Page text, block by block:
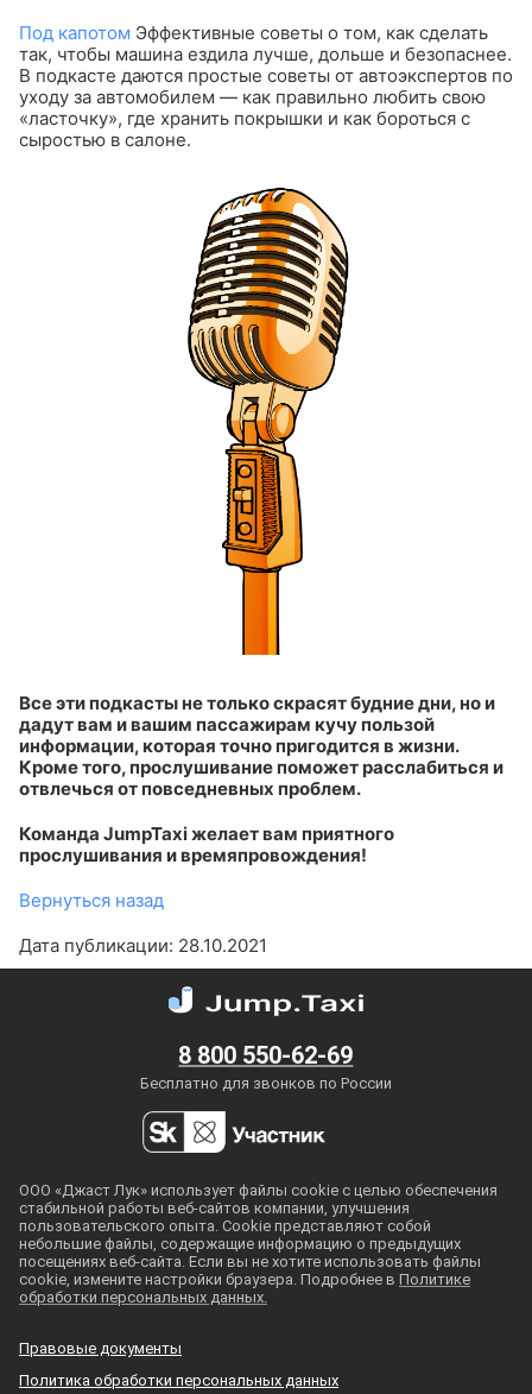
Под капотом Эффективные советы о том, как сделать
так, чтобы машина ездила лучше, дольше и безопаснее.
В подкасте даются простые советы от автоэкспертов по
уходу за автомобилем — как правильно любить свою
«ласточку», где хранить покрышки и как бороться с
сыростью в салоне.
Все эти подкасты не только скрасят будние дни, но и
дадут вам и вашим пассажирам кучу пользой
информации, которая точно пригодится в жизни.
Кроме того, прослушивание поможет расслабиться и
отвлечься от повседневных проблем.
Команда JumpTaxi желает вам приятного
прослушивания и времяпровождения!
Вернуться назад
Дата публикации: 28.10.2021
8 800 550-62-69
Бесплатно для звонков по России
ООО «Джаст Лук» использует файлы cookie с целью обеспечения
стабильной работы веб-сайтов компании, улучшения
пользовательского опыта. Cookie представляют собой
небольшие файлы, содержащие информацию о предыдущих
посещениях веб-сайта. Если вы не хотите использовать файлы
cookie, измените настройки браузера. Подробнее в Политике
обработки персональных данных.
Правовые документы
Политика обработки персональных данных